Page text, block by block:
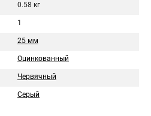
0.58 кг
1
25 мм
Оцинкованный
Червячный
Серый